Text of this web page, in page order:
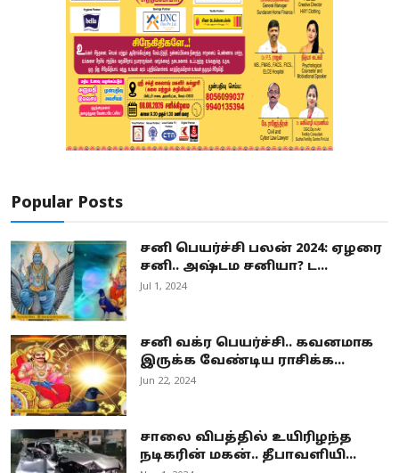
Popular Posts
சனி பெயர்ச்சி பலன் 2024: ஏழரை
சனி.. அஷ்டம சனியா? ட...
Jul 1, 2024
சனி வக்ர பெயர்ச்சி.. கவனமாக
இருக்க வேண்டிய ராசிக்க...
Jun 22, 2024
சாலை விபத்தில் உயிரிழந்த
நடிகரின் மகன்.. தீபாவளியி...